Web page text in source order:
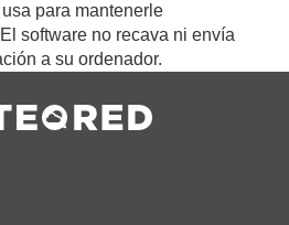
para mantenerle
software no recava ni envía
a su ordenador.